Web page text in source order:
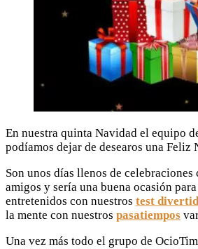
En nuestra quinta Navidad el equipo
podíamos dejar de desearos una Feliz
Son unos días llenos de
amigos y sería una buena ocasión
entretenidos con nuestros test
la mente con nuestros pasatiempos
Una vez más todo el grupo de